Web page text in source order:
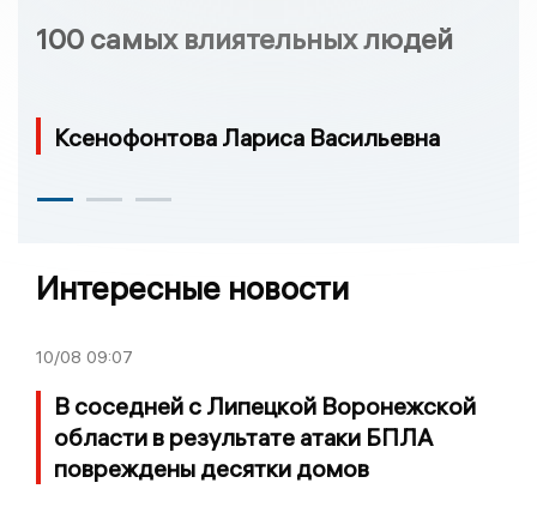
100 самых влиятельных людей
Ксенофонтова Лариса Васильевна
Интересные новости
10/08 09:07
В соседней с Липецкой Воронежской
области в результате атаки БПЛА
повреждены десятки домов